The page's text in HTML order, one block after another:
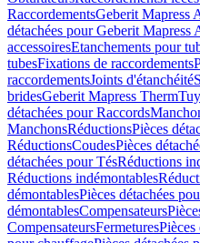
RaccordementsGeberit Mapress
détachées pour Geberit Mapress
accessoiresEtanchements pour
tubesFixations de raccordements
raccordementsJoints d'étanchéité
bridesGeberit Mapress Therm
détachées pour Raccords
ManchonsRéductionsPièces
RéductionsCoudesPièces
détachées pour TésRéductions
Réductions indémontables
démontablesPièces détachées
démontablesCompensateurs
CompensateursFermeturesPièces